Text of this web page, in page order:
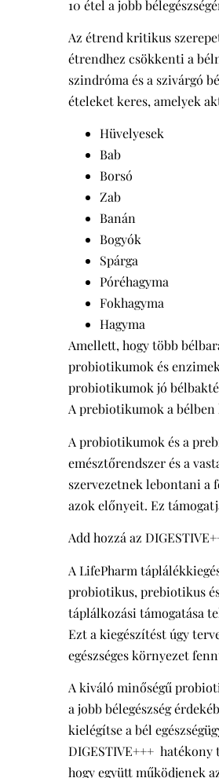
10 étel a jobb
Az étrend kritikus
étrendhez csökkenti a
szindróma és a szivárgó
ételeket keres, amelyek
Hüvelyesek
Bab
Borsó
Zab
Banán
Bogyók
Spárga
Póréhagyma
Fokhagyma
Hagyma
Amellett, hogy több
probiotikumok és
probiotikumok jó
A prebiotikumok a
A probiotikumok és a
emésztőrendszer és a
szervezetnek lebontani a
azok előnyeit. Ez
Add hozzá az
A LifePharm
probiotikus, prebiotikus
táplálkozási támogatása
Ezt a kiegészítést úgy
egészséges környezet
A kiváló minőségű
a jobb bélegészség
kielégítse a bél
DIGESTIVE+++ hatékony
hogy együtt működjenek